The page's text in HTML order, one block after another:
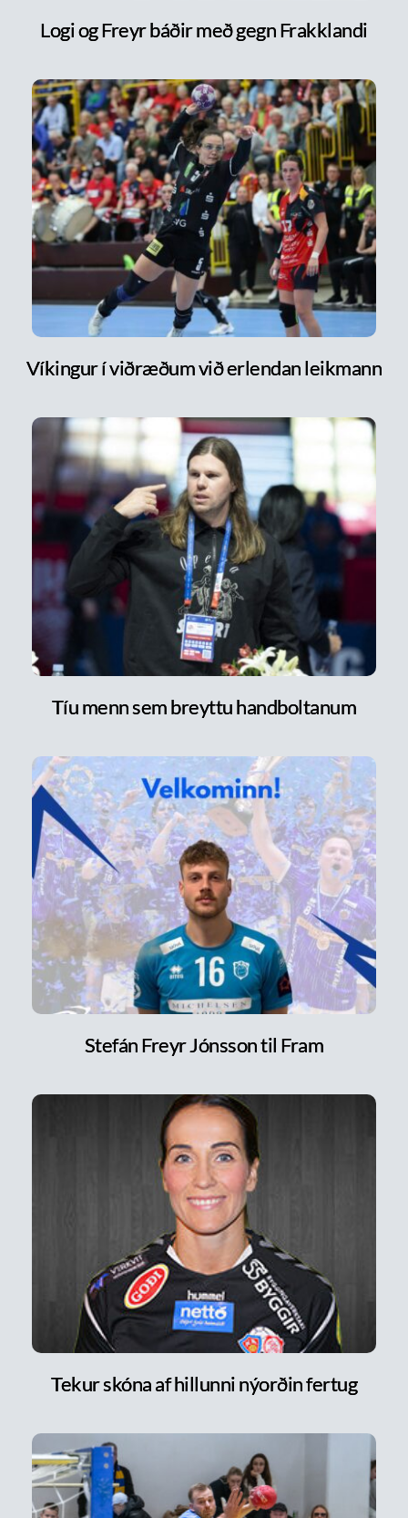
Logi og Freyr báðir með gegn Frakklandi
Víkingur í viðræðum við erlendan leikmann
Tíu menn sem breyttu handboltanum
Stefán Freyr Jónsson til Fram
Tekur skóna af hillunni nýorðin fertug